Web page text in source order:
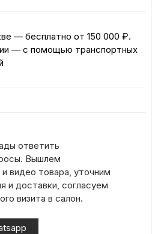
— бесплатно от 150 000 ₽.
— с помощью транспортных
ответить
Вышлем
видео товара, уточним
и доставки, согласуем
визита в салон.